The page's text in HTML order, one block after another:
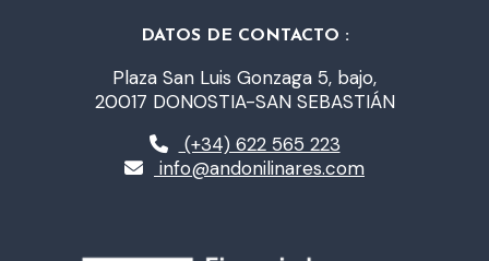
DATOS DE CONTACTO :
Plaza San Luis Gonzaga 5, bajo,
20017 DONOSTIA-SAN SEBASTIÁN
(+34) 622 565 223
info@andonilinares.com